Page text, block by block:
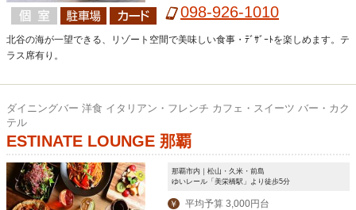
098-926-1010
北谷の海が一望できる、リゾート空間で美味しい食事・ﾃﾞｻﾞｰﾄを楽しめます。テ
ラス席有り。
ダイニングバー 洋食 イタリアン・フレンチ カフェ・スイーツ バー・カク
テル
ESTINATE LOUNGE 那覇
那覇市内｜松山・久米・前島
ゆいレール「美栄橋駅」より徒歩5分
￥ 平均予算 3,000円台